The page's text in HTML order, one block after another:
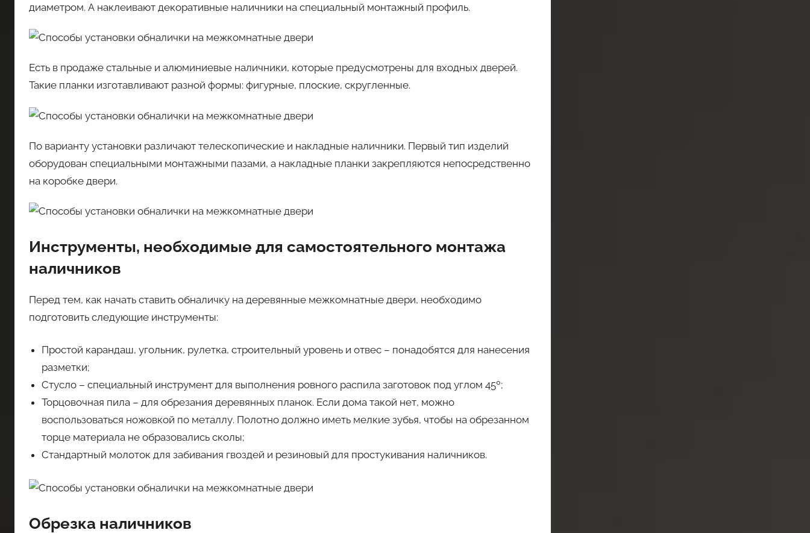
диаметром. А наклеивают декоративные наличники на специальный монтажный профиль.
Есть в продаже стальные и алюминиевые наличники, которые предусмотрены для входных дверей.
Такие планки изготавливают разной формы: фигурные, плоские, скругленные.
По варианту установки различают телескопические и накладные наличники. Первый тип изделий
оборудован специальными монтажными пазами, а накладные планки закрепляются непосредственно
на коробке двери.
Инструменты, необходимые для самостоятельного монтажа
наличников
Перед тем, как начать ставить обналичку на деревянные межкомнатные двери, необходимо
подготовить следующие инструменты:
Простой карандаш, угольник, рулетка, строительный уровень и отвес – понадобятся для нанесения
разметки;
Стусло – специальный инструмент для выполнения ровного распила заготовок под углом 45º;
Торцовочная пила – для обрезания деревянных планок. Если дома такой нет, можно
воспользоваться ножовкой по металлу. Полотно должно иметь мелкие зубья, чтобы на обрезанном
торце материала не образовались сколы;
Стандартный молоток для забивания гвоздей и резиновый для простукивания наличников.
Обрезка наличников